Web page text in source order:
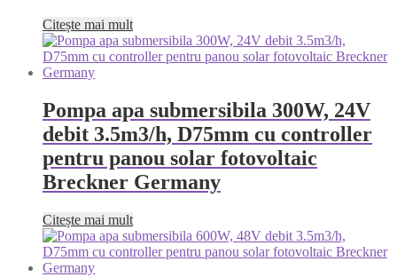
Citește mai mult
Pompa apa submersibila 300W, 24V
debit 3.5m3/h, D75mm cu controller
pentru panou solar fotovoltaic
Breckner Germany
Citește mai mult